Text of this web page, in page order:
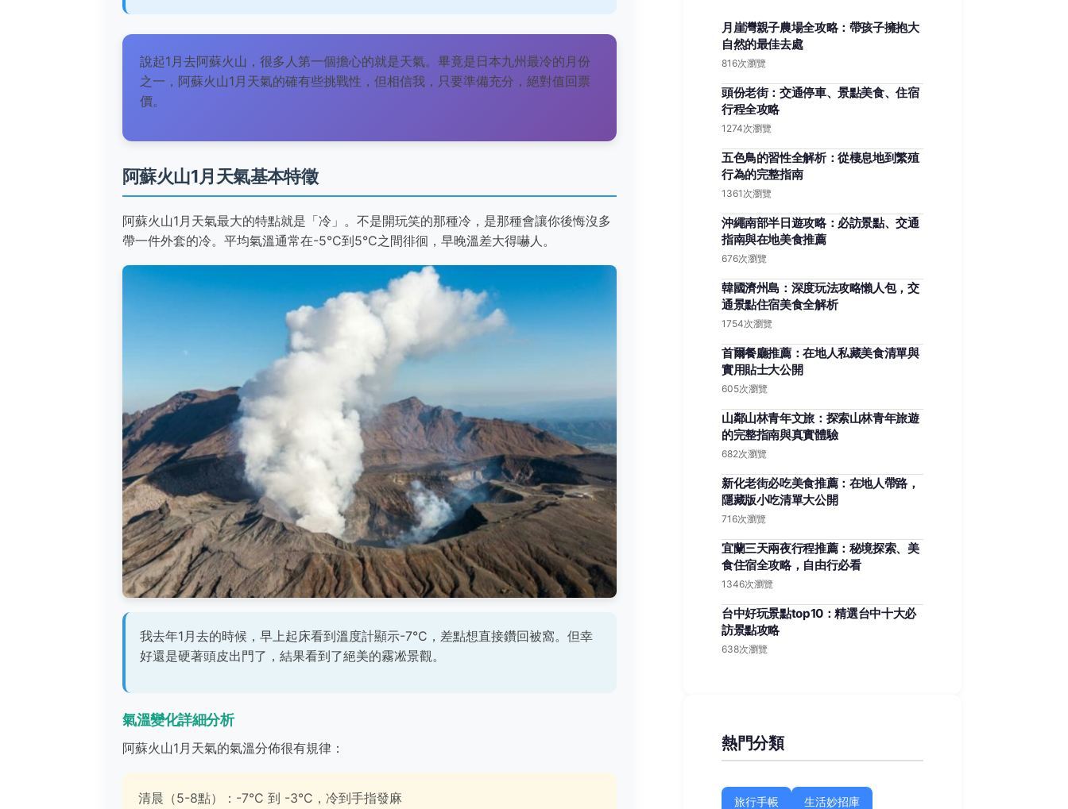
說起1月去阿蘇火山，很多人第一個擔心的就是天氣。畢竟是日本九州最冷的月份
之一，阿蘇火山1月天氣的確有些挑戰性，但相信我，只要準備充分，絕對值回票
價。
阿蘇火山1月天氣基本特徵
阿蘇火山1月天氣最大的特點就是「冷」。不是開玩笑的那種冷，是那種會讓你後悔沒多
帶一件外套的冷。平均氣溫通常在-5°C到5°C之間徘徊，早晚溫差大得嚇人。
我去年1月去的時候，早上起床看到溫度計顯示-7°C，差點想直接鑽回被窩。但幸
好還是硬著頭皮出門了，結果看到了絕美的霧凇景觀。
氣溫變化詳細分析
阿蘇火山1月天氣的氣溫分佈很有規律：
清晨（5-8點）：-7°C 到 -3°C，冷到手指發麻
月崖灣親子農場全攻略：帶孩子擁抱大
自然的最佳去處
816次瀏覽
頭份老街：交通停車、景點美食、住宿
行程全攻略
1274次瀏覽
五色鳥的習性全解析：從棲息地到繁殖
行為的完整指南
1361次瀏覽
沖繩南部半日遊攻略：必訪景點、交通
指南與在地美食推薦
676次瀏覽
韓國濟州島：深度玩法攻略懶人包，交
通景點住宿美食全解析
1754次瀏覽
首爾餐廳推薦：在地人私藏美食清單與
實用貼士大公開
605次瀏覽
山鄰山林青年文旅：探索山林青年旅遊
的完整指南與真實體驗
682次瀏覽
新化老街必吃美食推薦：在地人帶路，
隱藏版小吃清單大公開
716次瀏覽
宜蘭三天兩夜行程推薦：秘境探索、美
食住宿全攻略，自由行必看
1346次瀏覽
台中好玩景點top10：精選台中十大必
訪景點攻略
638次瀏覽
熱門分類
旅行手帳 生活妙招庫